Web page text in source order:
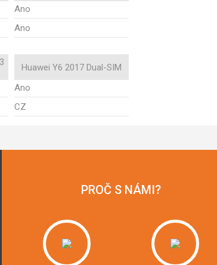
Ano
Ano
Huawei Y6 2017 Dual-SIM
Ano
CZ
PROČ S NÁMI?